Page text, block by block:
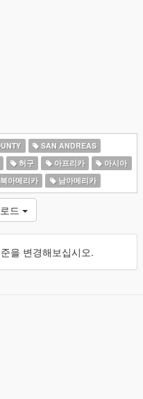
SAN ANDREAS
허구 아프리카
아시아
아메리카 남아메리카
드
을 변경해보십시오.